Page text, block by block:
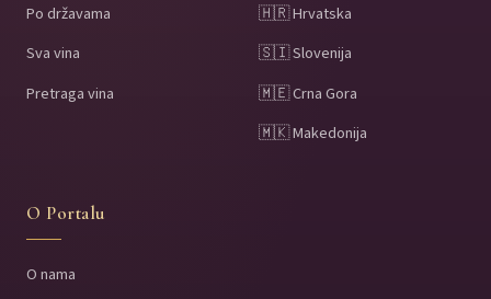
Po državama
Sva vina
Pretraga vina
🇭🇷 Hrvatska
🇸🇮 Slovenija
🇲🇪 Crna Gora
🇲🇰 Makedonija
O Portalu
O nama